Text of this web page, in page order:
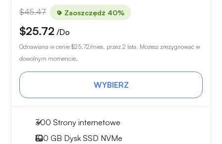
$45.47 Zaoszczędź 40%
$25.72 /Do
Odnawiana w cenie $25.72/mies. przez 2 lata. Możesz zrezygnować w
dowolnym momencie.
WYBIERZ
300 Strony internetowe
100 GB Dysk SSD NVMe